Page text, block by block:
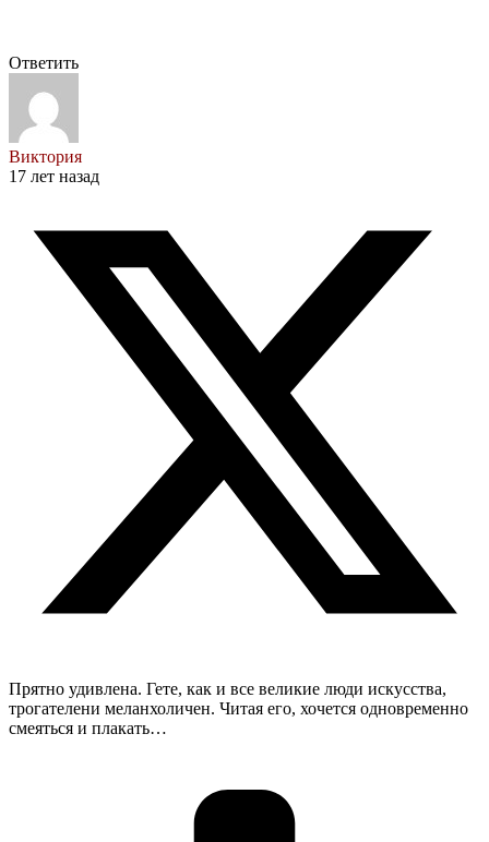
Ответить
Виктория
17 лет назад
Прятно удивлена. Гете, как и все великие люди искусства,
трогателени меланхоличен. Читая его, хочется одновременно
смеяться и плакать…